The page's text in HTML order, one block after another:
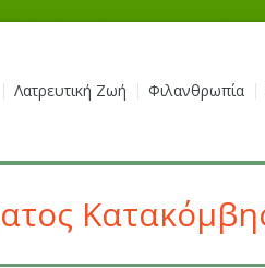
Λατρευτική Ζωή Φιλανθρωπία